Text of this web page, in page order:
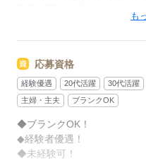
▼ 具体的には ▼
＊ PCへのデータ入力作業
＊ 受付対応
などをお願いします！
「家の近くで働きたい」「
など、あなたの希望を教え
も
応募資格
経験優遇 20代活躍 30代活躍
主婦・主夫
ブランクOK
◆ブランクOK！
◆経験者優遇！
◆未経験可！